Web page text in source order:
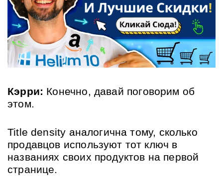
Кэрри: Конечно, давай поговорим об
этом.
Title density аналогична тому, сколько
продавцов используют тот ключ в
названиях своих продуктов на первой
странице.